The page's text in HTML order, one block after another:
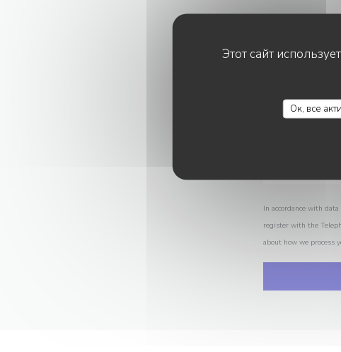
Этот сайт
Ок, все
In accordance with
register with the
about how we process